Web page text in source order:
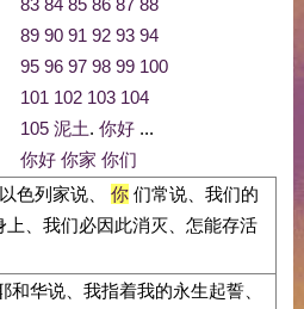
89 90 91 92 93 94
95 96 97 98 99 100
101 102 103 104
105 泥土. 你好...
你好 你家 你们
色列家说、 你们常说、我们的
上、我们必因此消灭、怎能存活
华说、我指着我的永生起誓、